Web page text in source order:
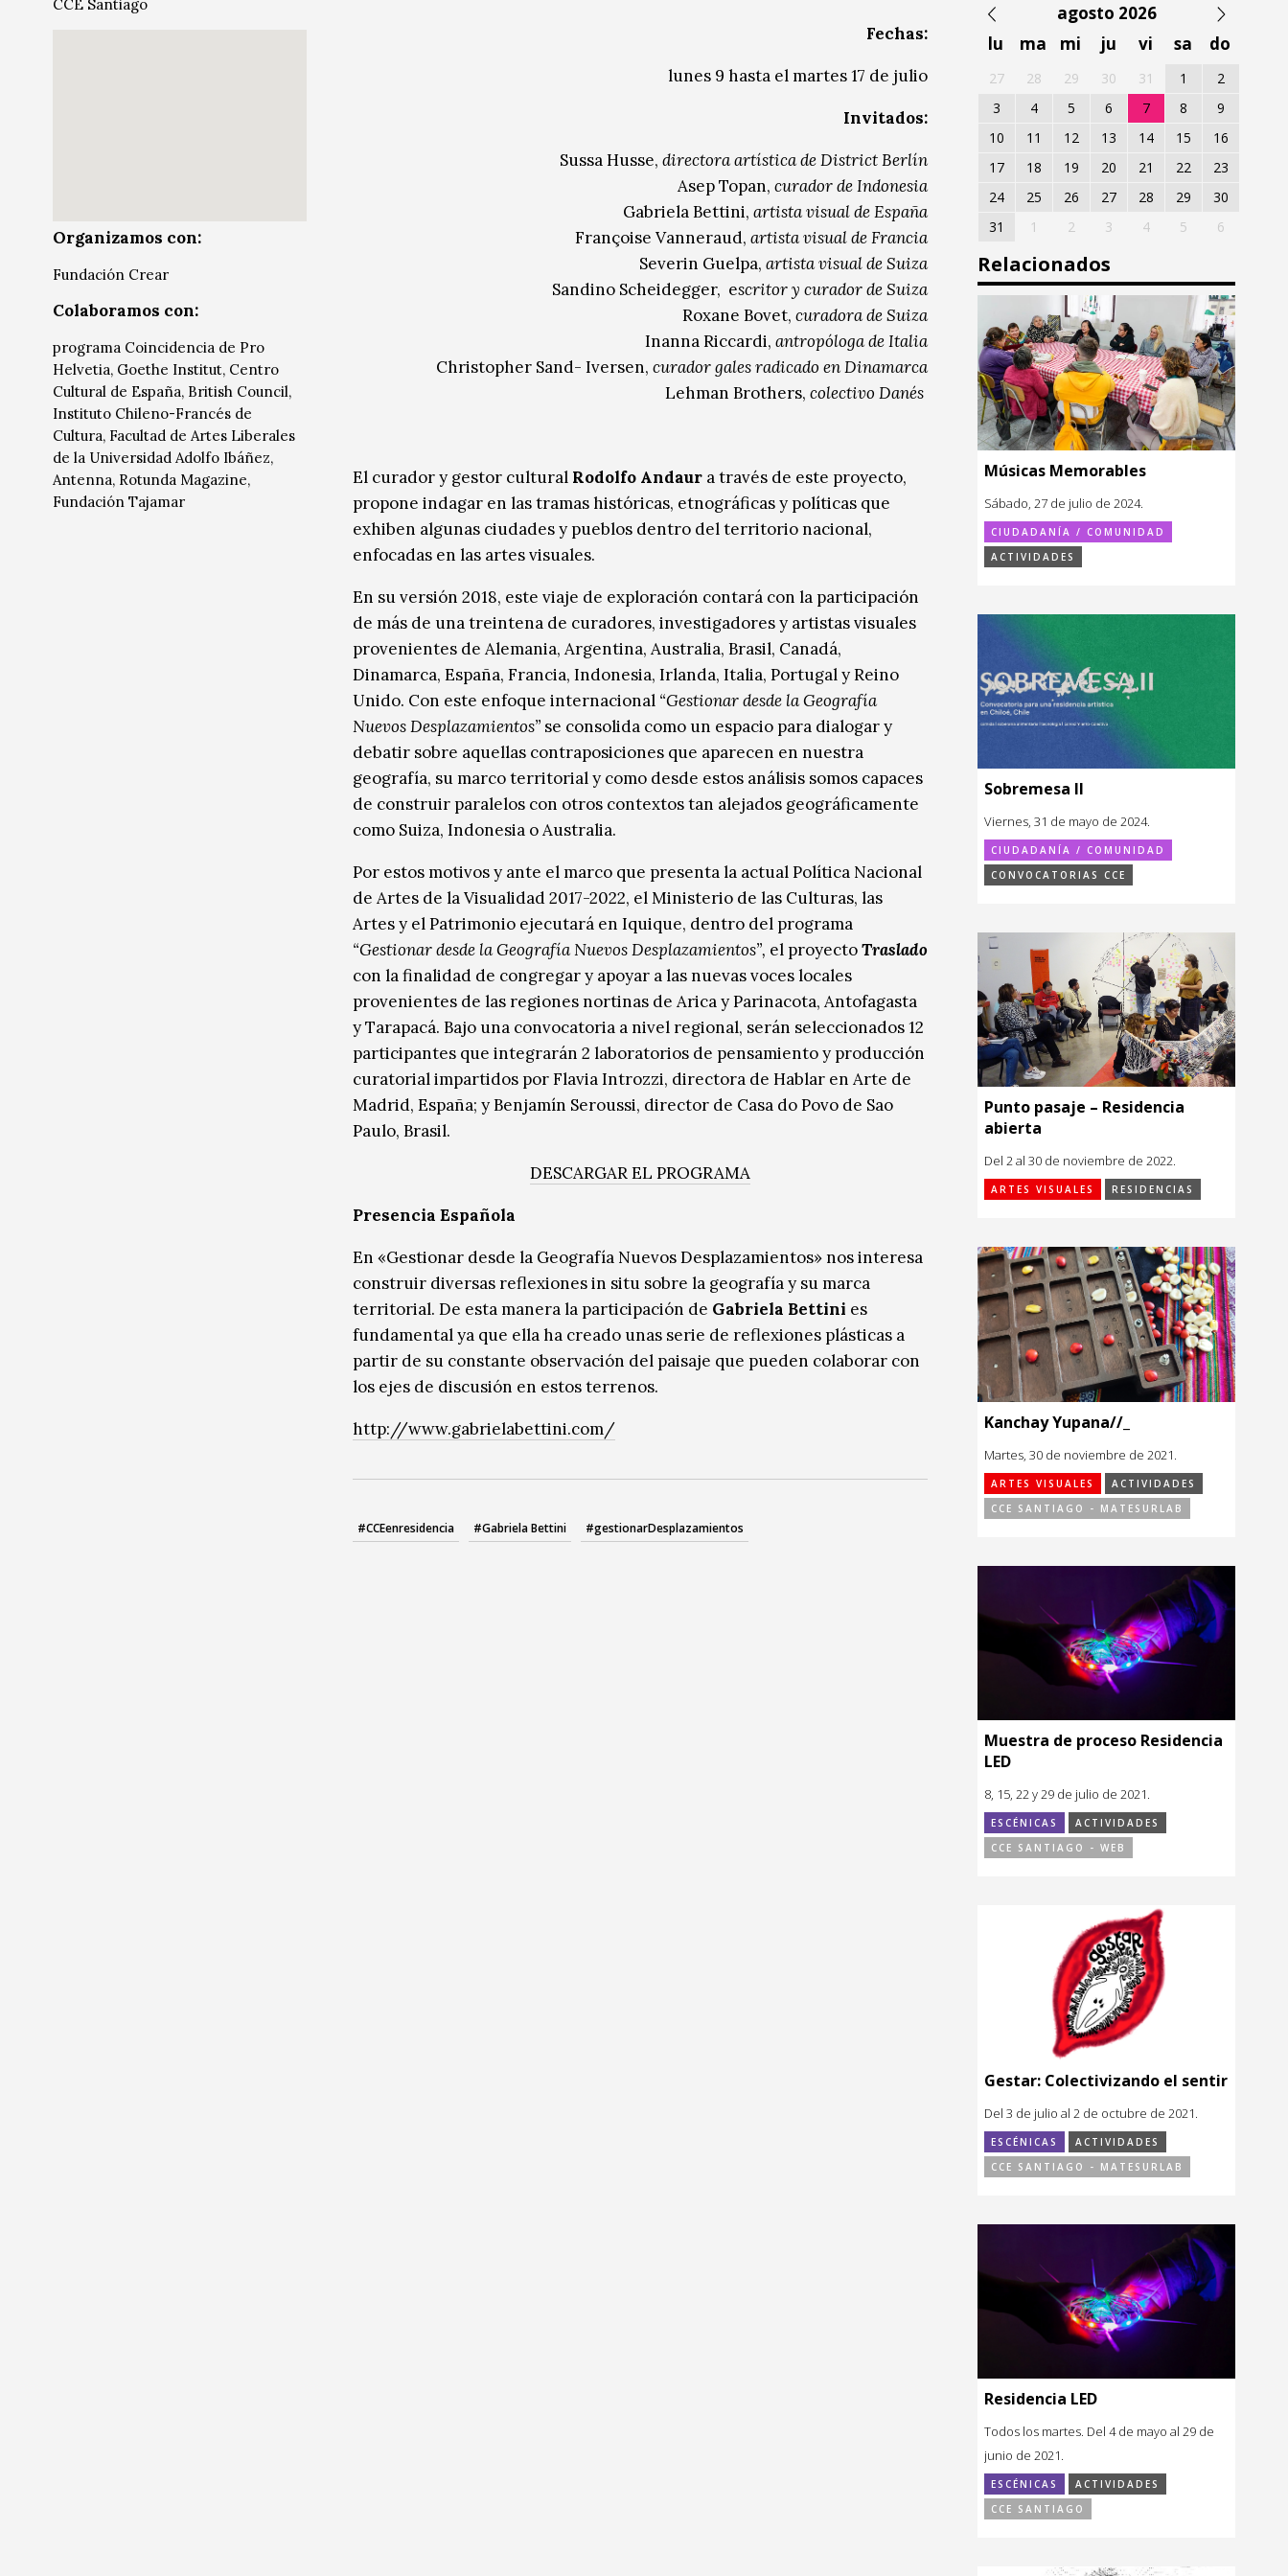
Fechas:
lunes 9 hasta el martes 17 de julio
Invitados:
Sussa Husse, directora artística de District Berlín
Asep Topan, curador de Indonesia
Gabriela Bettini, artista visual de España
Françoise Vanneraud, artista visual de Francia
Severin Guelpa, artista visual de Suiza
Sandino Scheidegger, escritor y curador de Suiza
Roxane Bovet, curadora de Suiza
Inanna Riccardi, antropóloga de Italia
Christopher Sand- Iversen, curador gales radicado en Dinamarca
Lehman Brothers, colectivo Danés
El curador y gestor cultural Rodolfo Andaur a través de este proyecto,
propone indagar en las tramas históricas, etnográficas y políticas que
exhiben algunas ciudades y pueblos dentro del territorio nacional,
enfocadas en las artes visuales.
En su versión 2018, este viaje de exploración contará con la participación
de más de una treintena de curadores, investigadores y artistas visuales
provenientes de Alemania, Argentina, Australia, Brasil, Canadá,
Dinamarca, España, Francia, Indonesia, Irlanda, Italia, Portugal y Reino
Unido. Con este enfoque internacional “Gestionar desde la Geografía
Nuevos Desplazamientos” se consolida como un espacio para dialogar y
debatir sobre aquellas contraposiciones que aparecen en nuestra
geografía, su marco territorial y como desde estos análisis somos capaces
de construir paralelos con otros contextos tan alejados geográficamente
como Suiza, Indonesia o Australia.
Por estos motivos y ante el marco que presenta la actual Política Nacional
de Artes de la Visualidad 2017-2022, el Ministerio de las Culturas, las
Artes y el Patrimonio ejecutará en Iquique, dentro del programa
“Gestionar desde la Geografía Nuevos Desplazamientos”, el proyectoTraslado
con la finalidad de congregar y apoyar a las nuevas voces locales
provenientes de las regiones nortinas de Arica y Parinacota, Antofagasta
y Tarapacá. Bajo una convocatoria a nivel regional, serán seleccionados 12
participantes que integrarán 2 laboratorios de pensamiento y producción
curatorial impartidos por Flavia Introzzi, directora de Hablar en Arte de
Madrid, España; y Benjamín Seroussi, director de Casa do Povo de Sao
Paulo, Brasil.
DESCARGAR EL PROGRAMA
Presencia Española
En «Gestionar desde la Geografía Nuevos Desplazamientos» nos interesa
construir diversas reflexiones in situ sobre la geografía y su marca
territorial. De esta manera la participación de Gabriela Bettini es
fundamental ya que ella ha creado unas serie de reflexiones plásticas a
partir de su constante observación del paisaje que pueden colaborar con
los ejes de discusión en estos terrenos.
http://www.gabrielabettini.com/
#CCEenresidencia #Gabriela Bettini #gestionarDesplazamientos
CCE Santiago
Organizamos con:
Fundación Crear
Colaboramos con:
programa Coincidencia de Pro
Helvetia, Goethe Institut, Centro
Cultural de España, British Council,
Instituto Chileno-Francés de
Cultura, Facultad de Artes Liberales
de la Universidad Adolfo Ibáñez,
Antenna, Rotunda Magazine,
Fundación Tajamar
agosto 2026
lu
ma mi ju vi sa do
27 28 29 30 31 1
2
3
4 5 6 7 8
9
10
11 12 13 14 15
16
17
18 19 20 21 22
23
24
25 26 27 28 29
30
31
1 2 3 4 5 6
Relacionados
Músicas Memorables
Sábado, 27 de julio de 2024.
CIUDADANÍA / COMUNIDAD
ACTIVIDADES
Sobremesa II
Viernes, 31 de mayo de 2024.
CIUDADANÍA / COMUNIDAD
CONVOCATORIAS CCE
Punto pasaje – Residencia
abierta
Del 2 al 30 de noviembre de 2022.
ARTES VISUALES RESIDENCIAS
Kanchay Yupana//_
Martes, 30 de noviembre de 2021.
ARTES VISUALES
ACTIVIDADES
CCE SANTIAGO - MATESURLAB
Muestra de proceso Residencia
LED
8, 15, 22 y 29 de julio de 2021.
ESCÉNICAS
ACTIVIDADES
CCE SANTIAGO - WEB
Gestar: Colectivizando el sentir
Del 3 de julio al 2 de octubre de 2021.
ESCÉNICAS
ACTIVIDADES
CCE SANTIAGO - MATESURLAB
Residencia LED
Todos los martes. Del 4 de mayo al 29 de
junio de 2021.
ESCÉNICAS
ACTIVIDADES
CCE SANTIAGO